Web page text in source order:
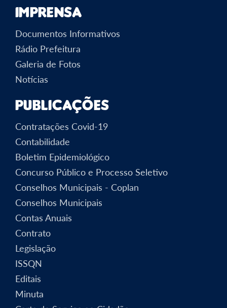
Imprensa
Documentos Informativos
Rádio Prefeitura
Galeria de Fotos
Notícias
Publicações
Contratações Covid-19
Contabilidade
Boletim Epidemiológico
Concurso Público e Processo Seletivo
Conselhos Municipais - Coplan
Conselhos Municipais
Contas Anuais
Contrato
Legislação
ISSQN
Editais
Minuta